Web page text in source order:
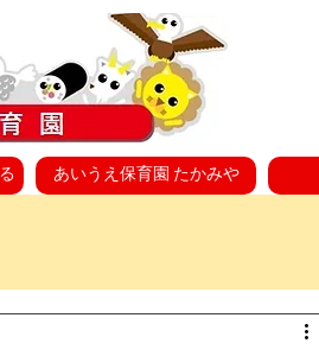
あいうえ保育園 たかみや